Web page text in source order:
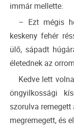
immár mellette.
– Ezt mégis
keskeny fehér
ülő, sápadt
életednek az
Kedve lett
öngyilkossági
szorulva
megremegett, és